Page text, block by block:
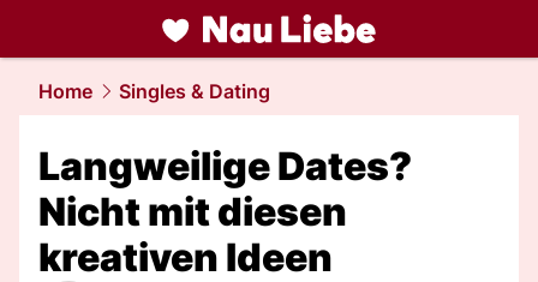
liebe.NAU.ch
Home Singles & Dating
Langweilige Dates?
Nicht mit diesen
kreativen Ideen